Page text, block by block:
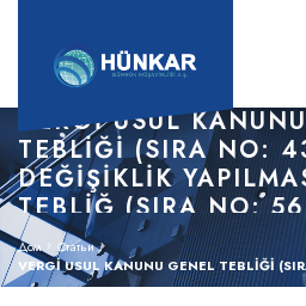
VERGİ USUL
TEBLİĞİ (SIRA NO:
DEĞİŞİKLİK
TEBLİĞ (SIRA NO:
Дом
Статьи
VERGİ USUL KANUNU GENEL TEBLİĞİ